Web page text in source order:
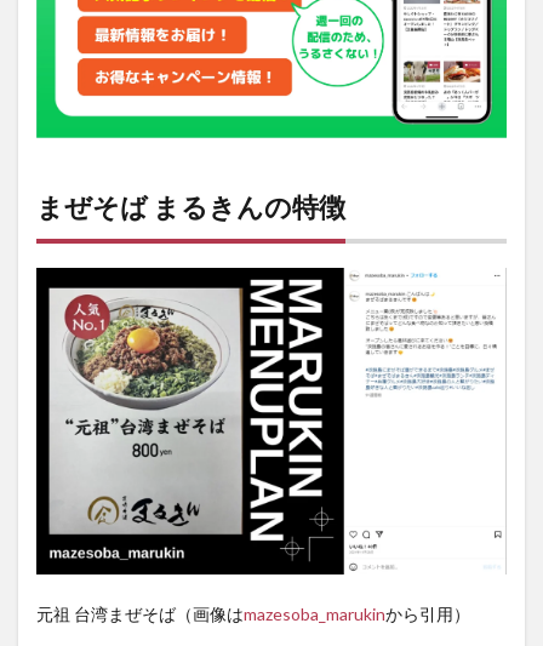
ュー
「淡
まぜ
そ
ば」
淡路
『ま
ぜそ
ばま
るき
ん』
店舗
情報
まぜそば まるきんの特徴
元祖 台湾まぜそば（画像はmazesoba_marukinから引用）